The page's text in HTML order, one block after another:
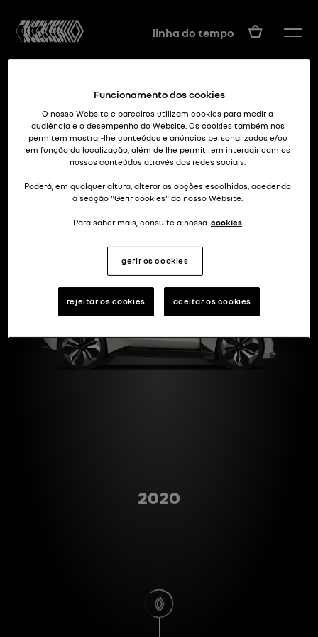
linha do tempo PT
Type A
MORPHOZ
2020
Funcionamento dos cookies
O nosso Website e parceiros utilizam cookies para medir a
audiência e o desempenho do Website. Os cookies também nos
permitem mostrar-lhe conteúdos e anúncios personalizados e/ou
em função da localização, além de lhe permitirem interagir com os
nossos conteúdos através das redes sociais.
Poderá, em qualquer altura, alterar as opções escolhidas, acedendo
à secção "Gerir cookies" do nosso Website.
Para saber mais, consulte a nossa cookies
gerir os cookies
rejeitar os cookies aceitar os cookies